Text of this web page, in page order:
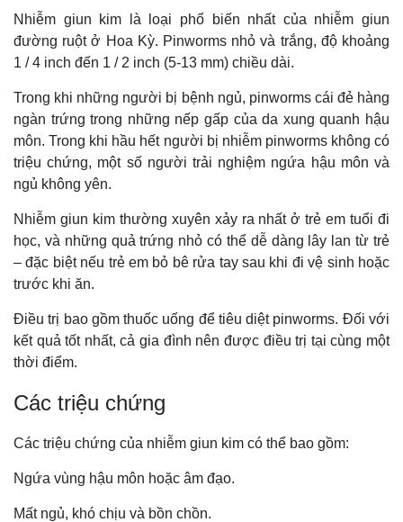
Nhiễm giun kim là loại phổ biến nhất của nhiễm giun
đường ruột ở Hoa Kỳ. Pinworms nhỏ và trắng, độ khoảng
1 / 4 inch đến 1 / 2 inch (5-13 mm) chiều dài.
Trong khi những người bị bệnh ngủ, pinworms cái đẻ hàng
ngàn trứng trong những nếp gấp của da xung quanh hậu
môn. Trong khi hầu hết người bị nhiễm pinworms không có
triệu chứng, một số người trải nghiệm ngứa hậu môn và
ngủ không yên.
Nhiễm giun kim thường xuyên xảy ra nhất ở trẻ em tuổi đi
học, và những quả trứng nhỏ có thể dễ dàng lây lan từ trẻ
– đặc biệt nếu trẻ em bỏ bê rửa tay sau khi đi vệ sinh hoặc
trước khi ăn.
Điều trị bao gồm thuốc uống để tiêu diệt pinworms. Đối với
kết quả tốt nhất, cả gia đình nên được điều trị tại cùng một
thời điểm.
Các triệu chứng
Các triệu chứng của nhiễm giun kim có thể bao gồm:
Ngứa vùng hậu môn hoặc âm đạo.
Mất ngủ, khó chịu và bồn chồn.